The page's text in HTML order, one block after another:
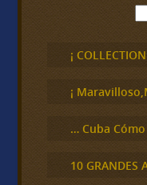
B
u
c
a
¡ COLLECTION
¡
… Cuba
10 GRANDES